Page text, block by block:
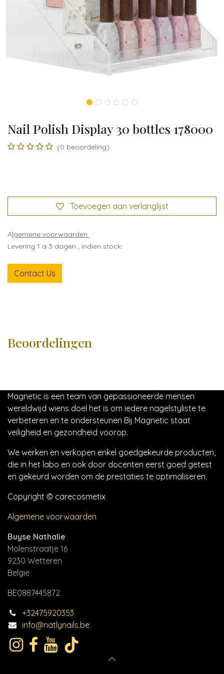
Nail Polish Display 30 bottles 178000
(0 beoordeling)
Toevoegen aan verlanglijst
Algemene voorwaarden
Levering 1 a 3 dagen , indien stock
Contact Us
Beoordelingen
Magnetic is een team van gepassioneerde mensen
wereldwijd wiens doel het is om iedere nagelstyliste te
verbeteren en te ondersteunen Bij Magnetic staat
veiligheid en gezondheid voorop.
We werken en verkopen enkel goedgekeurde producten,
die in het labo en ook door docenten eerst goed getest
en gekeurd worden om de prestaties te optimaliseren.
Copyright © carecosmetix
Algemene voorwaarden
Buyse Nathalie
Molenstraatje 16
9230 Wetteren
Belgie
BE0887445872
+32475920353
info@natlynails.be